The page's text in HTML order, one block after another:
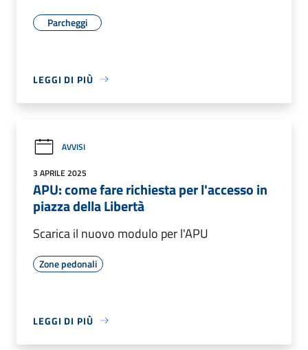
Parcheggi
LEGGI DI PIÙ
AVVISI
3 APRILE 2025
APU: come fare richiesta per l'accesso in
piazza della Libertà
Scarica il nuovo modulo per l'APU
Zone pedonali
LEGGI DI PIÙ